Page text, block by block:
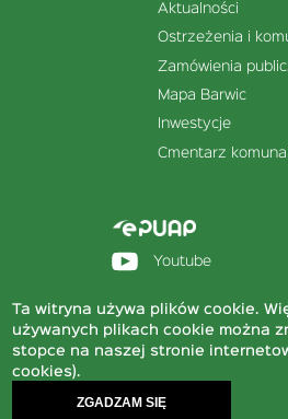
Ta witryna używa plików cookie.
używanych plikach cookie można
stopce na naszej stronie
cookies).
ZGADZAM SIĘ
Aktualności
Ostrzeżenia i
Zamówienia
Mapa Barwic
Inwestycje
Cmentarz
stopka
sekcja
Youtube
© 2020 Urząd Miejski
Menu
dolne
Deklaracja
Polityka plików